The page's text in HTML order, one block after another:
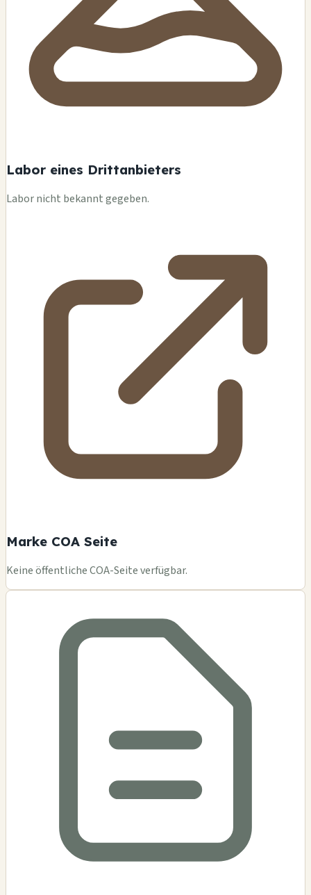
Labor eines Drittanbieters
Labor nicht bekannt gegeben.
Marke COA Seite
Keine öffentliche COA-Seite verfügbar.